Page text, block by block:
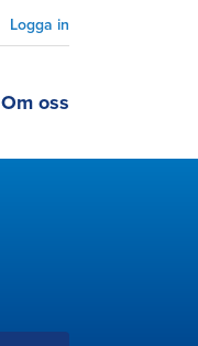
Logga in
Om oss